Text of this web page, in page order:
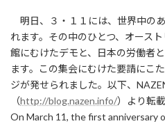
新
日
時
明日、３・１１には、世界中の
れます。その中のひとつ、オース
館にむけたデモと、日本の労働者
ます。この集会にむけた要請にこ
ジが発せられました。以下、
（http://blog.nazen.info/）より転載
On March 11, the first anniversary